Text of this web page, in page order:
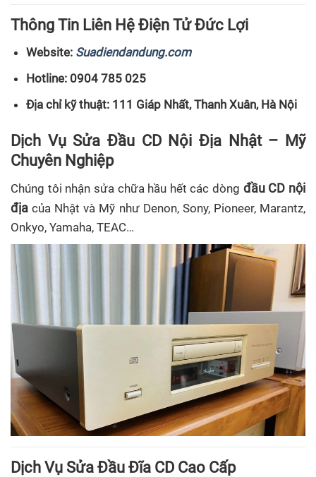
Thông Tin Liên Hệ Điện Tử Đức Lợi
Website: Suadiendandung.com
Hotline: 0904 785 025
Địa chỉ kỹ thuật: 111 Giáp Nhất, Thanh Xuân, Hà Nội
Dịch Vụ Sửa Đầu CD Nội Địa Nhật – Mỹ
Chuyên Nghiệp
Chúng tôi nhận sửa chữa hầu hết các dòng đầu CD nội
địa của Nhật và Mỹ như Denon, Sony, Pioneer, Marantz,
Onkyo, Yamaha, TEAC…
Dịch Vụ Sửa Đầu Đĩa CD Cao Cấp